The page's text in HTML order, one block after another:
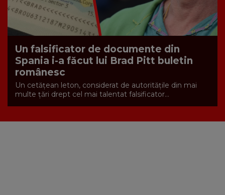
Un falsificator de documente din
Spania i-a făcut lui Brad Pitt buletin
românesc
Un cetățean leton, considerat de autoritățile din mai
multe țări drept cel mai talentat falsificator...